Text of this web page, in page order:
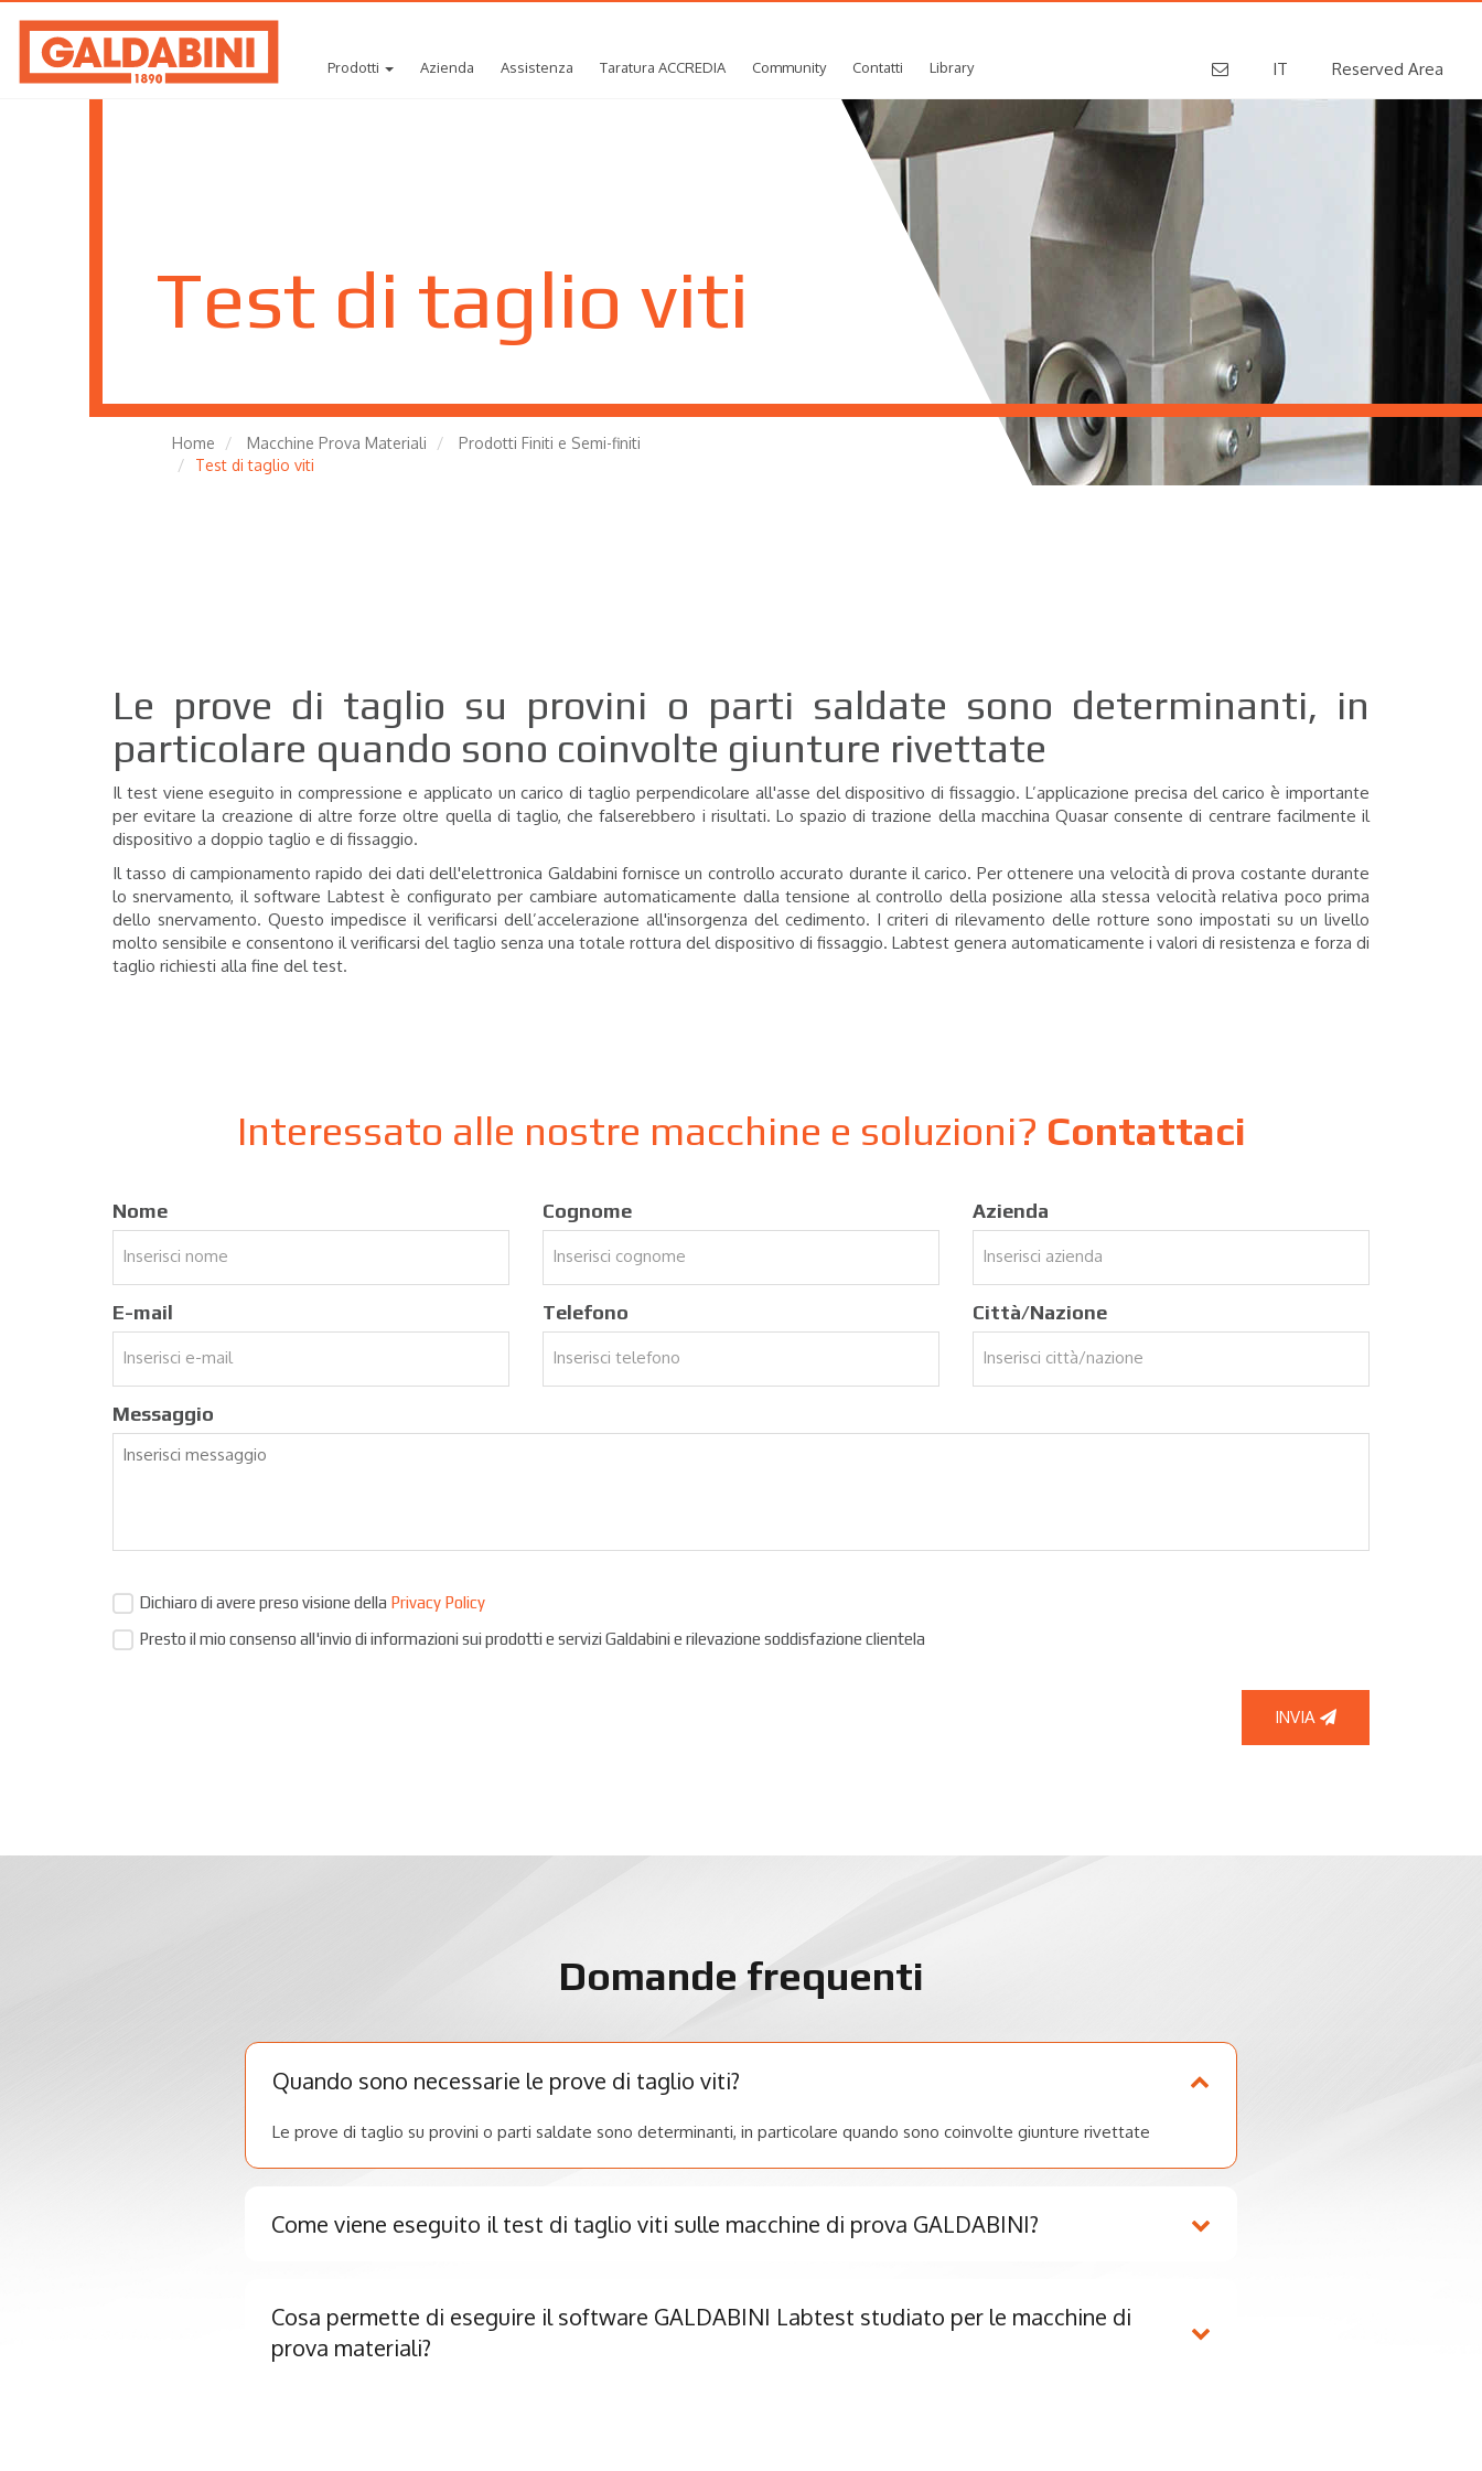
Prodotti Azienda Assistenza Taratura ACCREDIA Community Contatti Library IT Reserved Area
Test di taglio viti
Home Macchine Prova Materiali
Prodotti Finiti e Semi-finiti
Test di taglio viti
Le prove di taglio su provini o parti saldate sono determinanti, in
particolare quando sono coinvolte giunture rivettate
Il test viene eseguito in compressione e applicato un carico di taglio perpendicolare all'asse del dispositivo di fissaggio. L’applicazione precisa del carico è importante
per evitare la creazione di altre forze oltre quella di taglio, che falserebbero i risultati. Lo spazio di trazione della macchina Quasar consente di centrare facilmente il
dispositivo a doppio taglio e di fissaggio.
Il tasso di campionamento rapido dei dati dell'elettronica Galdabini fornisce un controllo accurato durante il carico. Per ottenere una velocità di prova costante durante
lo snervamento, il software Labtest è configurato per cambiare automaticamente dalla tensione al controllo della posizione alla stessa velocità relativa poco prima
dello snervamento. Questo impedisce il verificarsi dell’accelerazione all'insorgenza del cedimento. I criteri di rilevamento delle rotture sono impostati su un livello
molto sensibile e consentono il verificarsi del taglio senza una totale rottura del dispositivo di fissaggio. Labtest genera automaticamente i valori di resistenza e forza di
taglio richiesti alla fine del test.
Interessato alle nostre macchine e soluzioni? Contattaci
Nome Cognome Azienda
E-mail Telefono Città/Nazione
Messaggio
Dichiaro di avere preso visione della Privacy Policy
Presto il mio consenso all'invio di informazioni sui prodotti e servizi Galdabini e rilevazione soddisfazione clientela
INVIA
Domande frequenti
Quando sono necessarie le prove di taglio viti?
Le prove di taglio su provini o parti saldate sono determinanti, in particolare quando sono coinvolte giunture rivettate
Come viene eseguito il test di taglio viti sulle macchine di prova GALDABINI?
Cosa permette di eseguire il software GALDABINI Labtest studiato per le macchine di
prova materiali?